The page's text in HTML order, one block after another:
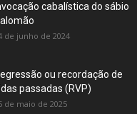
cabalística do sábio
de junho de 2024
ou recordação de
passadas (RVP)
de maio de 2025